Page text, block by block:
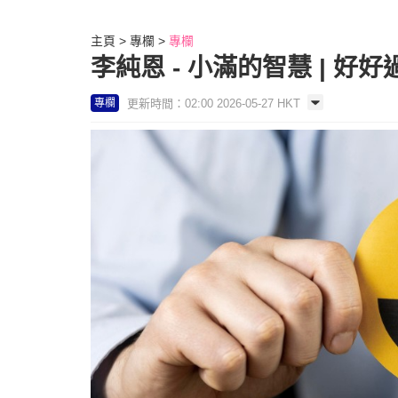
主頁 專欄 專欄
李純恩 - 小滿的智慧 | 好好
專欄 更新時間：02:00 2026-05-27 HKT